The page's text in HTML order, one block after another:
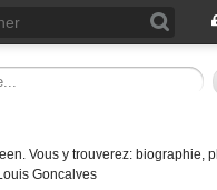
Vous y trouverez: biographie,
Goncalves